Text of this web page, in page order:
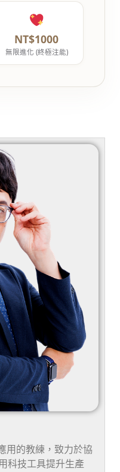
NT$1000
無限進化 (終極注能)
用的教練，致力於協
科技工具提升生產